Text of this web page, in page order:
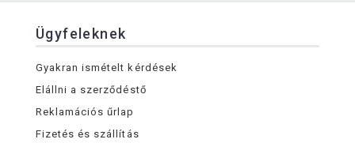
Ügyfeleknek
Gyakran ismételt kérdések
Elállni a szerződéstő
Reklamációs űrlap
Fizetés és szállítás